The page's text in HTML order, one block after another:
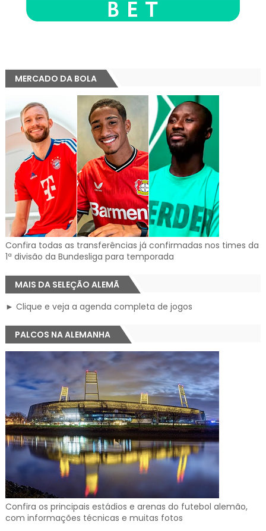
MERCADO DA BOLA
Confira todas as transferências já confirmadas nos times da
1ª divisão da Bundesliga para temporada
MAIS DA SELEÇÃO ALEMÃ
► Clique e veja a agenda completa de jogos
PALCOS NA ALEMANHA
Confira os principais estádios e arenas do futebol alemão,
com informações técnicas e muitas fotos